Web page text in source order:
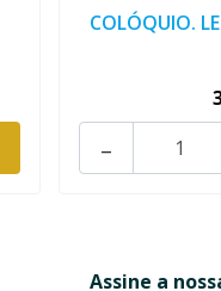
COLÓQUIO.
-
Assine a